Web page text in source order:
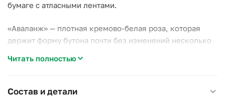
бумаге с атласными лентами.
«Аваланж» — плотная кремово-белая роза, которая
держит форму бутона почти без изменений несколько
сизую зелень и лёгкий аромат.
Почему стоит выбрать этот букет:
Читать полностью
Состав и детали